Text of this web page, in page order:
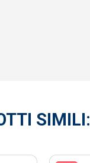
SIMILI: